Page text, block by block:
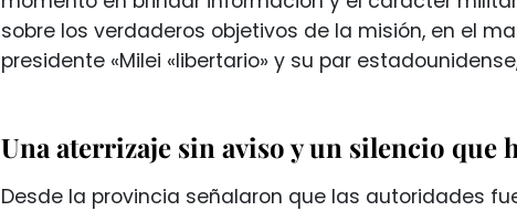
sobre los verdaderos objetivos de la misión, en el
presidente «Milei «libertario» y su par
Una aterrizaje sin aviso y un silencio que
Desde la provincia señalaron que las autoridades